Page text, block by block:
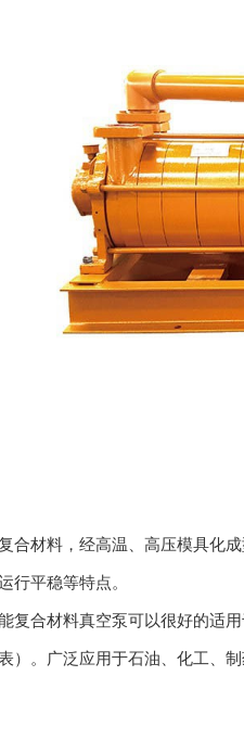
合材料，经高温、高压模具化
行平稳等特点。
合材料真空泵可以很好的适用
）。广泛应用于石油、化工、